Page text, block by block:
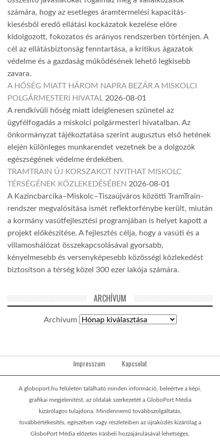
számára, hogy az esetleges áramtermelési kapacitás-
kiesésből eredő ellátási kockázatok kezelése előre
kidolgozott, fokozatos és arányos rendszerben történjen. A
cél az ellátásbiztonság fenntartása, a kritikus ágazatok
védelme és a gazdaság működésének lehető legkisebb
zavara.
A HŐSÉG MIATT HÁROM NAPRA BEZÁR A MISKOLCI
POLGÁRMESTERI HIVATAL 2026-08-01
A rendkívüli hőség miatt ideiglenesen szünetel az
ügyfélfogadás a miskolci polgármesteri hivatalban. Az
önkormányzat tájékoztatása szerint augusztus első hetének
elején különleges munkarendet vezetnek be a dolgozók
egészségének védelme érdekében.
TRAMTRAIN ÚJ KORSZAKOT NYITHAT MISKOLC
TÉRSÉGÉNEK KÖZLEKEDÉSÉBEN 2026-08-01
A Kazincbarcika–Miskolc–Tiszaújváros közötti TramTrain-
rendszer megvalósítása ismét reflektorfénybe került, miután
a kormány vasútfejlesztési programjában is helyet kapott a
projekt előkészítése. A fejlesztés célja, hogy a vasúti és a
villamoshálózat összekapcsolásával gyorsabb,
kényelmesebb és versenyképesebb közösségi közlekedést
biztosítson a térség közel 300 ezer lakója számára.
ARCHÍVUM
Archívum
Impresszum Kapcsolat
A globoport.hu felületén található minden információ, beleértve a képi,
grafikai megjelenítést, az oldalak szerkezetét a GloboPort Média
kizárólagos tulajdona. Mindennemű továbbszolgáltatás,
továbbértékesítés, egészében vagy részleteiben az újraközlés kizárólag a
GloboPort Média előzetes írásbeli hozzájárulásával lehetséges.